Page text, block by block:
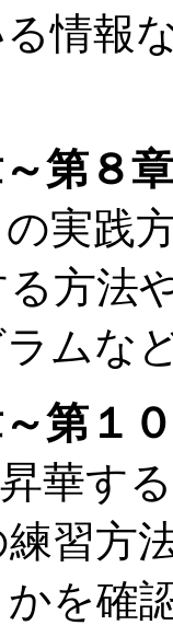
情報
第８章
の実践
方法
ムな
第１
昇華す
習方
を確